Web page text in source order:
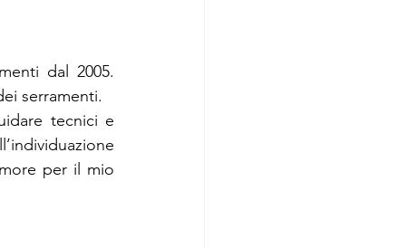
dal 2005.
serramenti.
tecnici e
per il mio